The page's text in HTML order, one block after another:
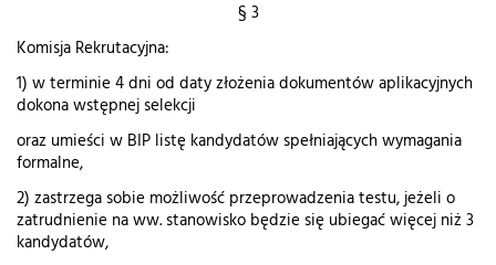
§ 3
Komisja Rekrutacyjna:
1) w terminie 4 dni od daty złożenia dokumentów aplikacyjnych
dokona wstępnej selekcji
oraz umieści w BIP listę kandydatów spełniających wymagania
formalne,
2) zastrzega sobie możliwość przeprowadzenia testu, jeżeli o
zatrudnienie na ww. stanowisko będzie się ubiegać więcej niż 3
kandydatów,